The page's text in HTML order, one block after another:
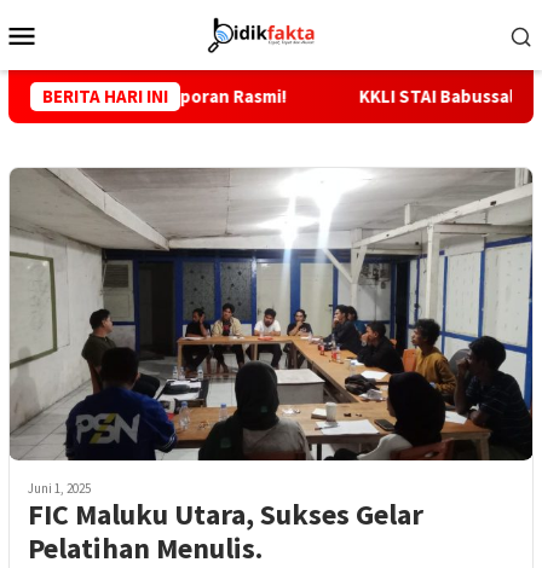
ke
Mobile
BERITA HARI INI
Laporan Rasmi! KKLI STAI Babussalam Sula
Juni 1, 2025
FIC Maluku Utara, Sukses Gelar
Pelatihan Menulis.